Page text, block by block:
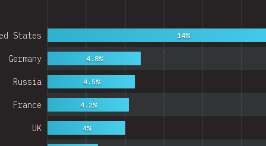
UK
France
Russia
Germany
States
4%
4.2%
4.5%
4.8%
14%